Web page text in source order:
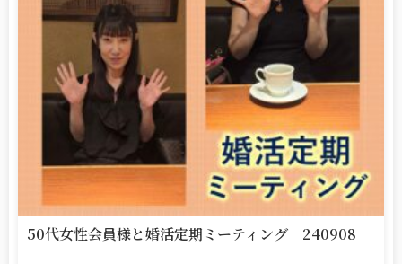
50代女性会員様と婚活定期ミーティング 240908